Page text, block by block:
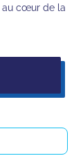
au cœur de la